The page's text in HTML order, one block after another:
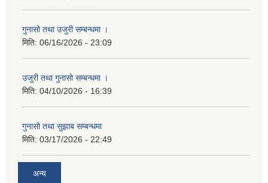
गुनासो तथा उजुरी सम्बन्धमा ।
मिति: 06/16/2026 - 23:09
उजुरी तथा गुनासो सम्बन्धमा ।
मिति: 04/10/2026 - 16:39
गुनासो तथा सुझाब सम्बन्धमा
मिति: 03/17/2026 - 22:49
अन्य